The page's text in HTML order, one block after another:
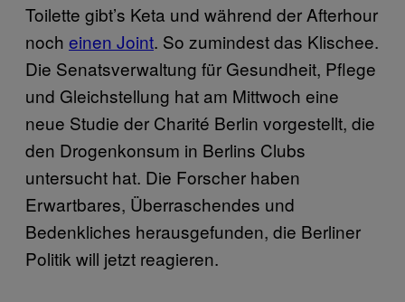
Toilette gibt’s Keta und während der Afterhour
noch einen Joint. So zumindest das Klischee.
Die Senatsverwaltung für Gesundheit, Pflege
und Gleichstellung hat am Mittwoch eine
neue Studie der Charité Berlin vorgestellt, die
den Drogenkonsum in Berlins Clubs
untersucht hat. Die Forscher haben
Erwartbares, Überraschendes und
Bedenkliches herausgefunden, die Berliner
Politik will jetzt reagieren.